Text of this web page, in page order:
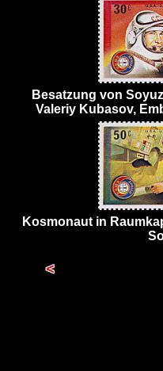
Besatzung von
Valeriy Kubasov,
Kosmonaut in